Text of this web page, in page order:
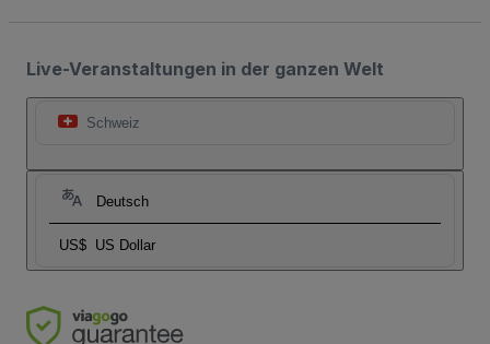
Live-Veranstaltungen in der ganzen Welt
Schweiz
Deutsch
US$ US Dollar